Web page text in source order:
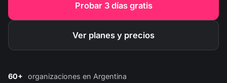
Probar 3 días gratis
Ver planes y precios
60+
organizaciones en Argentina